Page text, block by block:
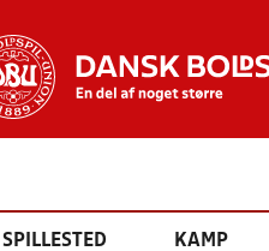
SPILLESTED KAMP